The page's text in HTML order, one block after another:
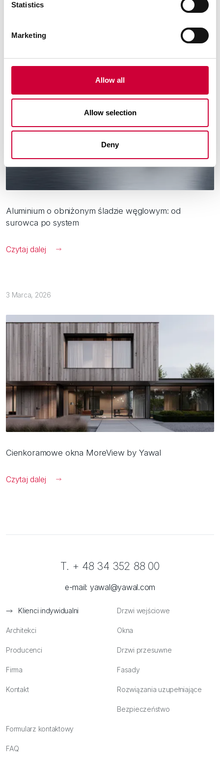
Statistics
Marketing
Allow all
Allow selection
Deny
Czytaj dalej
Aluminium o obniżonym śladzie węglowym: od
surowca po system
Czytaj dalej
3 Marca, 2026
Cienkoramowe okna MoreView by Yawal
Czytaj dalej
Klienci indywidualni
Architekci
Producenci
Firma
Kontakt
Drzwi wejściowe
Okna
Drzwi przesuwne
Fasady
Rozwiązania uzupełniające
Bezpieczeństwo
Formularz kontaktowy
FAQ
T. + 48 34 352 88 00
e-mail: yawal@yawal.com